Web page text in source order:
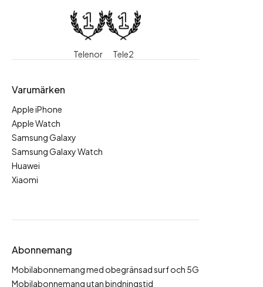
Telenor Tele2
Varumärken
Apple iPhone
Apple Watch
Samsung Galaxy
Samsung Galaxy Watch
Huawei
Xiaomi
Abonnemang
Mobilabonnemang med obegränsad surf och 5G
Mobilabonnemang utan bindningstid